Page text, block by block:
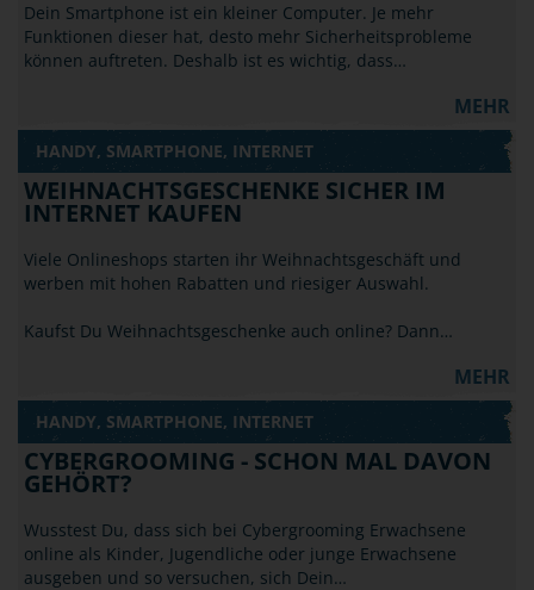
Dein Smartphone ist ein kleiner Computer. Je mehr
Funktionen dieser hat, desto mehr Sicherheitsprobleme
können auftreten. Deshalb ist es wichtig, dass…
MEHR
HANDY, SMARTPHONE, INTERNET
WEIHNACHTSGESCHENKE SICHER IM
INTERNET KAUFEN
Viele Onlineshops starten ihr Weihnachtsgeschäft und
werben mit hohen Rabatten und riesiger Auswahl.
Kaufst Du Weihnachtsgeschenke auch online? Dann…
MEHR
HANDY, SMARTPHONE, INTERNET
CYBERGROOMING - SCHON MAL DAVON
GEHÖRT?
Wusstest Du, dass sich bei Cybergrooming Erwachsene
online als Kinder, Jugendliche oder junge Erwachsene
ausgeben und so versuchen, sich Dein…